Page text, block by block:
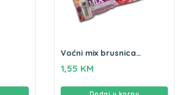
Voćni mix brusnica
1,55 KM